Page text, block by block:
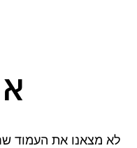
לא מצאנו את העמוד